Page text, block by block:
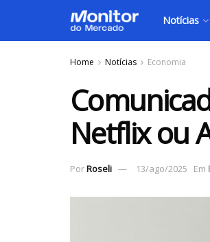
Notícias
Home Notícias Economia
Netflix ou
PorRoseli 13/ago/2025 Em